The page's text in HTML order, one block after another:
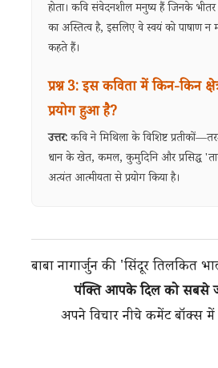
होता। कवि संवेदनशील मनुष्य हैं जिनके भीतर
का अस्तित्व है, इसलिए वे स्वयं को पाषाण न
कहते हैं।
प्रश्न 3: इस कविता में किन-किन
प्रयोग हुआ है?
उत्तर:कवि ने मिथिला के विशिष्ट
धान के खेत, कमल, कुमुदिनि और प्रसिद्ध
अत्यंत आत्मीयता से प्रयोग किया है।
बाबा नागार्जुन की 'सिंदूर तिलकित
पंक्ति आपके दिल को सबसे
अपने विचार नीचे कमेंट बॉक्स